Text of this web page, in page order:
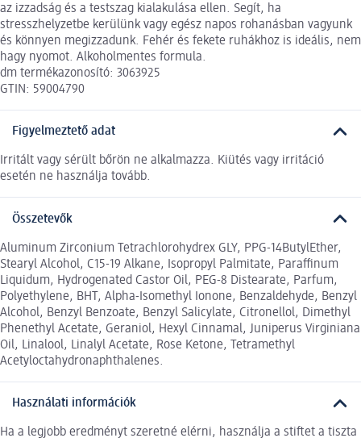
az izzadság és a testszag kialakulása ellen. Segít, ha
stresszhelyzetbe kerülünk vagy egész napos rohanásban vagyunk
és könnyen megizzadunk. Fehér és fekete ruhákhoz is ideális, nem
hagy nyomot. Alkoholmentes formula.
dm termékazonosító: 3063925
GTIN: 59004790
Figyelmeztető adat
Irritált vagy sérült bőrön ne alkalmazza. Kiütés vagy irritáció
esetén ne használja tovább.
Összetevők
Aluminum Zirconium Tetrachlorohydrex GLY, PPG-14ButylEther,
Stearyl Alcohol, C15-19 Alkane, Isopropyl Palmitate, Paraffinum
Liquidum, Hydrogenated Castor Oil, PEG-8 Distearate, Parfum,
Polyethylene, BHT, Alpha-Isomethyl Ionone, Benzaldehyde, Benzyl
Alcohol, Benzyl Benzoate, Benzyl Salicylate, Citronellol, Dimethyl
Phenethyl Acetate, Geraniol, Hexyl Cinnamal, Juniperus Virginiana
Oil, Linalool, Linalyl Acetate, Rose Ketone, Tetramethyl
Acetyloctahydronaphthalenes.
Használati információk
Ha a legjobb eredményt szeretné elérni, használja a stiftet a tiszta